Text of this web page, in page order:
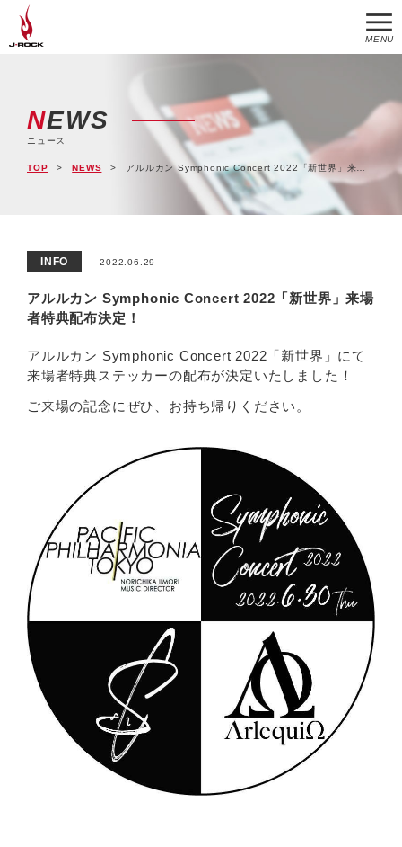
MENU
NEWS
ニュース
TOP NEWS アルルカン Symphonic Concert 2022「新世界」来場者特典配布決定！
INFO 2022.06.29
アルルカン Symphonic Concert 2022「新世界」来場
者特典配布決定！
アルルカン Symphonic Concert 2022「新世界」にて
来場者特典ステッカーの配布が決定いたしました！
ご来場の記念にぜひ、お持ち帰りください。